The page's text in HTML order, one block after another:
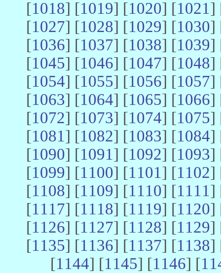
[1018] [1019] [1020] [1021]
[1027] [1028] [1029] [1030]
[1036] [1037] [1038] [1039]
[1045] [1046] [1047] [1048]
[1054] [1055] [1056] [1057]
[1063] [1064] [1065] [1066]
[1072] [1073] [1074] [1075]
[1081] [1082] [1083] [1084]
[1090] [1091] [1092] [1093]
[1099] [1100] [1101] [1102]
[1108] [1109] [1110] [1111]
[1117] [1118] [1119] [1120]
[1126] [1127] [1128] [1129]
[1135] [1136] [1137] [1138]
[1144] [1145] [1146] [